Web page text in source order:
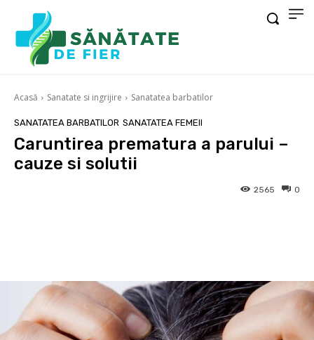
Acasă Sanatate si ingrijire Sanatatea barbatilor
SANATATEA BARBATILOR SANATATEA FEMEII
Caruntirea prematura a parului –
cauze si solutii
0
2565